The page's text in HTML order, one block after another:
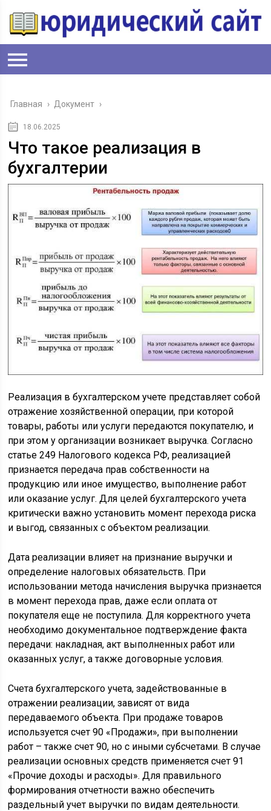
Главная › Документ ›
18.06.2025
Что такое реализация в
бухгалтерии
Реализация в бухгалтерском учете представляет собой
отражение хозяйственной операции, при которой
товары, работы или услуги передаются покупателю, и
при этом у организации возникает выручка. Согласно
статье 249 Налогового кодекса РФ, реализацией
признается передача прав собственности на
продукцию или иное имущество, выполнение работ
или оказание услуг. Для целей бухгалтерского учета
критически важно установить момент перехода риска
и выгод, связанных с объектом реализации.
Дата реализации влияет на признание выручки и
определение налоговых обязательств. При
использовании метода начисления выручка признается
в момент перехода прав, даже если оплата от
покупателя еще не поступила. Для корректного учета
необходимо документальное подтверждение факта
передачи: накладная, акт выполненных работ или
оказанных услуг, а также договорные условия.
Счета бухгалтерского учета, задействованные в
отражении реализации, зависят от вида
передаваемого объекта. При продаже товаров
используется счет 90 «Продажи», при выполнении
работ – также счет 90, но с иными субсчетами. В случае
реализации основных средств применяется счет 91
«Прочие доходы и расходы». Для правильного
формирования отчетности важно обеспечить
раздельный учет выручки по видам деятельности.